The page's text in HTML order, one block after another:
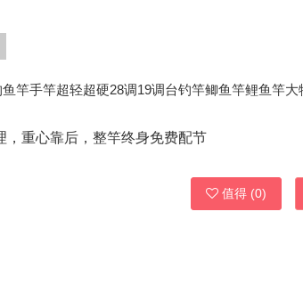
，重心靠后，整竿终身免费配节
值得 (0)